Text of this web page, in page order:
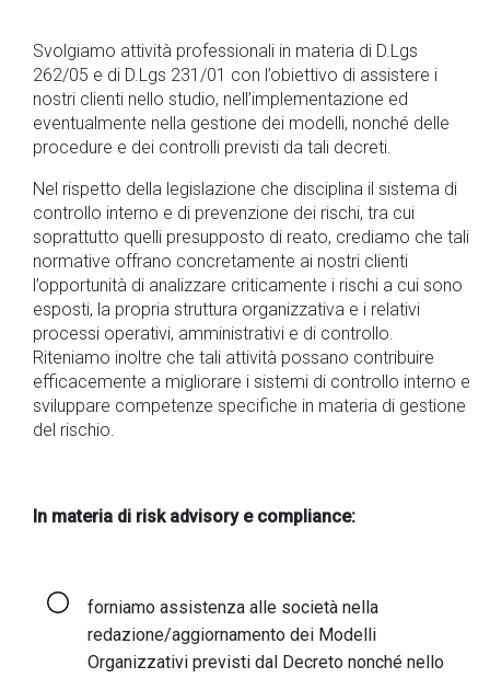
Svolgiamo attività professionali in materia di D.Lgs
262/05 e di D.Lgs 231/01 con l’obiettivo di assistere i
nostri clienti nello studio, nell’implementazione ed
eventualmente nella gestione dei modelli, nonché delle
procedure e dei controlli previsti da tali decreti.
Nel rispetto della legislazione che disciplina il sistema di
controllo interno e di prevenzione dei rischi, tra cui
soprattutto quelli presupposto di reato, crediamo che tali
normative offrano concretamente ai nostri clienti
l’opportunità di analizzare criticamente i rischi a cui sono
esposti, la propria struttura organizzativa e i relativi
processi operativi, amministrativi e di controllo.
Riteniamo inoltre che tali attività possano contribuire
efficacemente a migliorare i sistemi di controllo interno e
sviluppare competenze specifiche in materia di gestione
del rischio.
In materia di risk advisory e compliance:
forniamo assistenza alle società nella
redazione/aggiornamento dei Modelli
Organizzativi previsti dal Decreto nonché nello